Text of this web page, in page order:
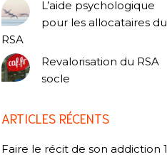
L’aide psychologique
pour les allocataires du
RSA
Revalorisation du RSA
socle
ARTICLES RÉCENTS
Faire le récit de son addiction 1